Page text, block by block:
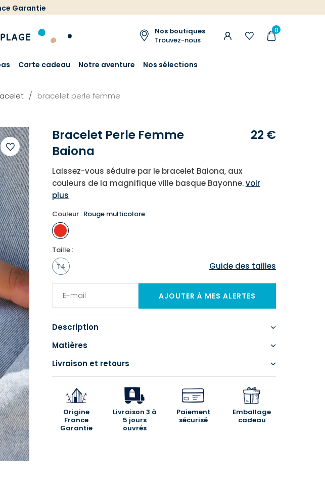
Garantie
Nos boutiques
Trouvez-nous
0
Carte cadeau Notre aventure Nos sélections
bracelet perle femme
Ajouter
à
votre
liste
d'envies
Bracelet Perle Femme
Baiona
22 €
Laissez-vous séduire par le bracelet Baiona, aux
couleurs de la magnifique ville basque Bayonne.voir
plus
Couleur : Rouge multicolore
Taille :
T4
Guide des tailles
Description
Matières
Livraison et retours
Origine
France
Garantie
Livraison 3 à
5 jours
ouvrés
Paiement
sécurisé
Emballage
cadeau